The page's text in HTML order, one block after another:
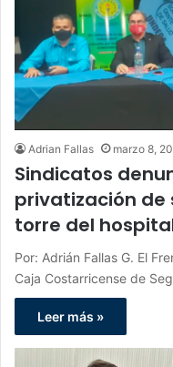
Adrian Fallas marzo 8,
Sindicatos
privatización de
torre del
Por: Adrián Fallas G. El
Caja Costarricense de
Leer más »